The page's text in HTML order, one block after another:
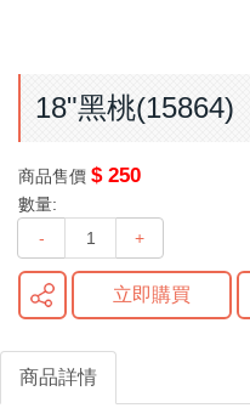
18"黑桃(15864)
商品售價 $ 250
數量:
-
+
立即購買
商品詳情